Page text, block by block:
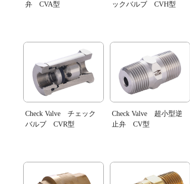
弁 CVA型
ックバルブ CVH型
Check Valve チェック
バルブ CVR型
Check Valve 超小型逆
止弁 CV型